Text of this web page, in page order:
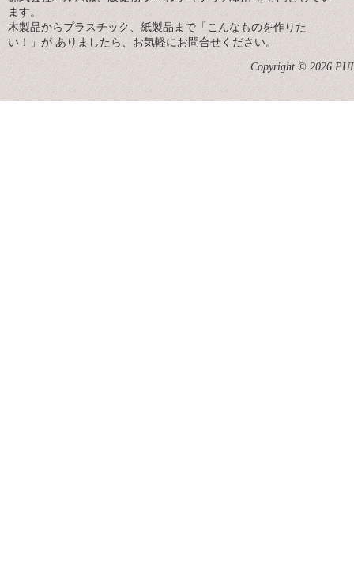
ます。
木製品からプラスチック、紙製品まで「こんなものを作りた
い！」が ありましたら、お気軽にお問合せください。
Copyright © 2026